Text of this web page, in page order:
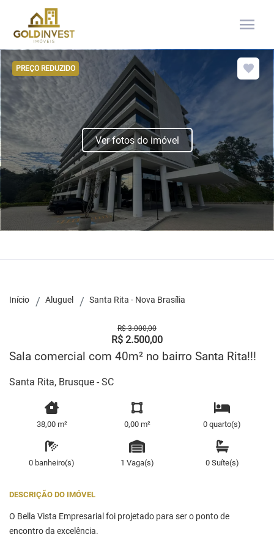
menu
PREÇO REDUZIDO
Ver fotos do imóvel
Início Aluguel Santa Rita - Nova Brasília
R$ 3.000,00
R$ 2.500,00
Sala comercial com 40m² no bairro Santa Rita!!!
Santa Rita, Brusque - SC
38,00 m² 0,00 m² 0 quarto(s)
0 banheiro(s) 1 Vaga(s) 0 Suíte(s)
DESCRIÇÃO DO IMÓVEL
O Bella Vista Empresarial foi projetado para ser o ponto de
encontro da excelência.